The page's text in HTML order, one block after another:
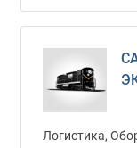
Логистика,